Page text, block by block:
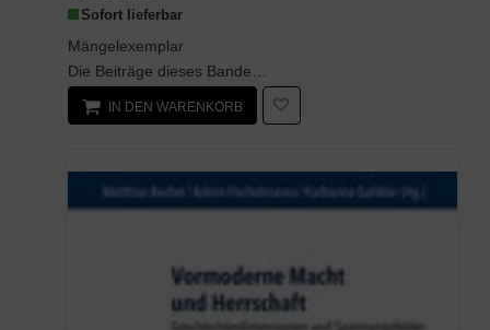
Sofort lieferbar
Mängelexemplar
IN DEN WARENKORB